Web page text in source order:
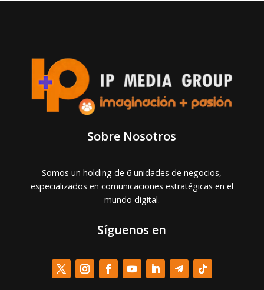
Sobre Nosotros
Somos un holding de 6 unidades de negocios,
especializados en comunicaciones estratégicas en el
mundo digital.
Síguenos en